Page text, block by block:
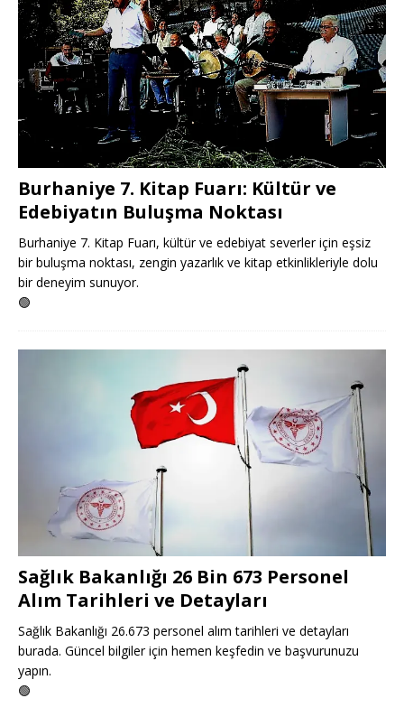
Burhaniye 7. Kitap Fuarı: Kültür ve
Edebiyatın Buluşma Noktası
Burhaniye 7. Kitap Fuarı, kültür ve edebiyat severler için eşsiz
bir buluşma noktası, zengin yazarlık ve kitap etkinlikleriyle dolu
bir deneyim sunuyor.
🟢
Sağlık Bakanlığı 26 Bin 673 Personel
Alım Tarihleri ve Detayları
Sağlık Bakanlığı 26.673 personel alım tarihleri ve detayları
burada. Güncel bilgiler için hemen keşfedin ve başvurunuzu
yapın.
🟢